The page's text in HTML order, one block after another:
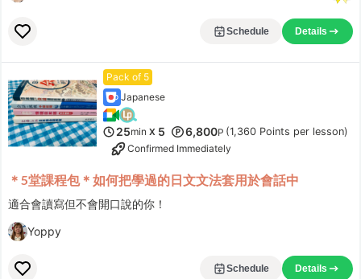
Schedule Details
＊5堂課程包＊如何把學過的日文文法套用於會話中
適合會讀寫但不會開口說的你！
Pack of 5
Japanese
25min X 5 6,800P (1,360 Points per lesson)
Confirmed Immediately
Yoppy
Schedule Details